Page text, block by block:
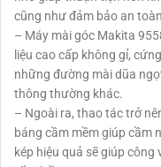
cũng như đảm bảo an
– Máy mài góc Makita
liệu cao cấp không gỉ,
những đường mài dũa
thông thường khác.
– Ngoài ra, thao tác trở
báng cầm mềm giúp cầm
kép hiệu quả sẽ giúp